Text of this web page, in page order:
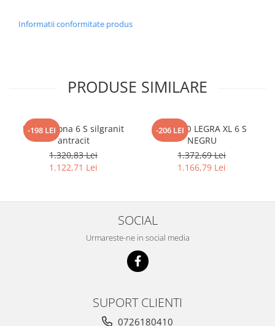
Informatii conformitate produs
PRODUSE SIMILARE
-198 LEI
Blanco Sona 6 S silgranit
antracit
1.320,83 Lei
1.122,71 Lei
-206 LEI
BLANCO LEGRA XL 6 S
NEGRU
1.372,69 Lei
1.166,79 Lei
SOCIAL
Urmareste-ne in social media
SUPORT CLIENTI
0726180410